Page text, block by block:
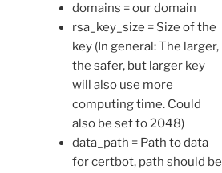
domains = our domain
rsa_key_size = Size of the
key (In general: The larger,
the safer, but larger key
will also use more
computing time. Could
also be set to 2048)
data_path = Path to data
for certbot, path should be